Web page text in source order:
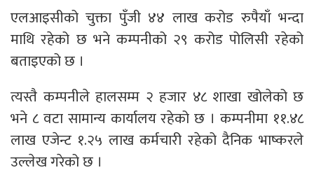
एलआइसीको चुक्ता पुँजी ४४ लाख करोड रुपैयाँ भन्दा
माथि रहेको छ भने कम्पनीको २९ करोड पोलिसी रहेको
बताइएको छ ।
त्यस्तै कम्पनीले हालसम्म २ हजार ४८ शाखा खोलेको छ
भने ८ वटा सामान्य कार्यालय रहेको छ । कम्पनीमा ११.४८
लाख एजेन्ट १.२५ लाख कर्मचारी रहेको दैनिक भाष्करले
उल्लेख गरेको छ ।